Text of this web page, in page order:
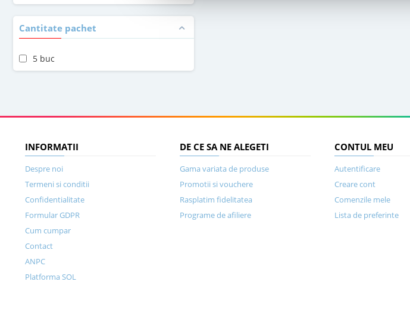
Cantitate pachet
5 buc
INFORMATII
Despre noi
Termeni si conditii
Confidentialitate
Formular GDPR
Cum cumpar
Contact
ANPC
Platforma SOL
DE CE SA NE ALEGETI
Gama variata de produse
Promotii si vouchere
Rasplatim fidelitatea
Programe de afiliere
CONTUL MEU
Autentificare
Creare cont
Comenzile mele
Lista de preferinte